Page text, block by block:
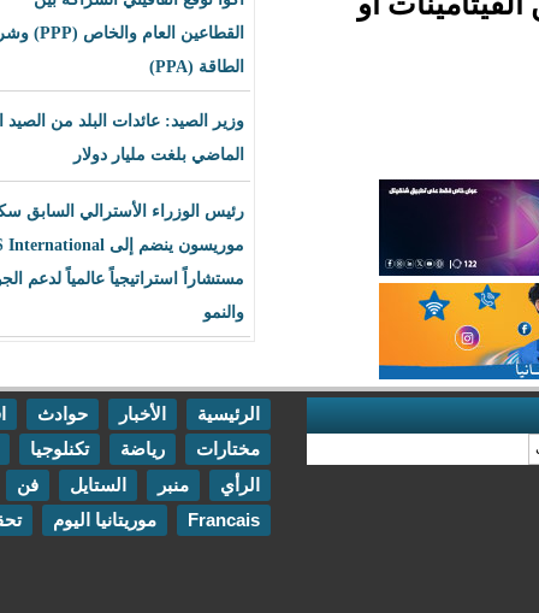
القطاعين العام والخاص (PPP) وشراء
وزير الصيد: عائدات البلد من الصيد العام
الماضي بلغت مليار دولار
رئيس الوزراء الأسترالي السابق سكوت
موريسون ينضم إلى BLS International
مستشاراً استراتيجياً عالمياً لدعم الجودة
حوادث
اقتصاد
تكنلوجيا
مقابلات
الستايل فن
اتصل بنا
موريتانيا اليوم تحقيقات